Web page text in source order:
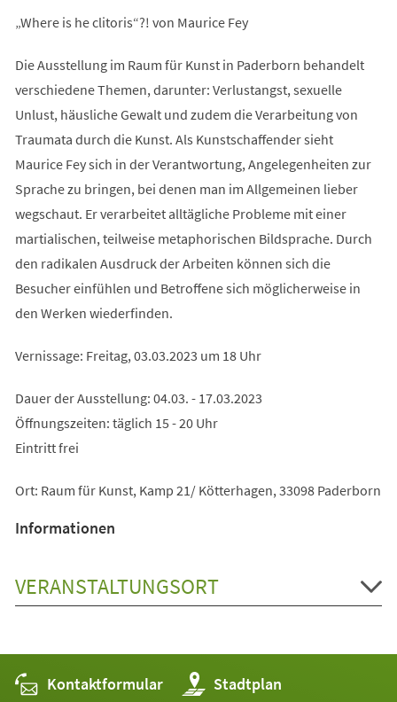
„Where is he clitoris“?! von Maurice Fey
Die Ausstellung im Raum für Kunst in Paderborn behandelt
verschiedene Themen, darunter: Verlustangst, sexuelle
Unlust, häusliche Gewalt und zudem die Verarbeitung von
Traumata durch die Kunst. Als Kunstschaffender sieht
Maurice Fey sich in der Verantwortung, Angelegenheiten zur
Sprache zu bringen, bei denen man im Allgemeinen lieber
wegschaut. Er verarbeitet alltägliche Probleme mit einer
martialischen, teilweise metaphorischen Bildsprache. Durch
den radikalen Ausdruck der Arbeiten können sich die
Besucher einfühlen und Betroffene sich möglicherweise in
den Werken wiederfinden.
Vernissage: Freitag, 03.03.2023 um 18 Uhr
Dauer der Ausstellung: 04.03. - 17.03.2023
Öffnungszeiten: täglich 15 - 20 Uhr
Eintritt frei
Ort: Raum für Kunst, Kamp 21/ Kötterhagen, 33098 Paderborn
Informationen
VERANSTALTUNGSORT
Kontaktformular Stadtplan
(Öffnet